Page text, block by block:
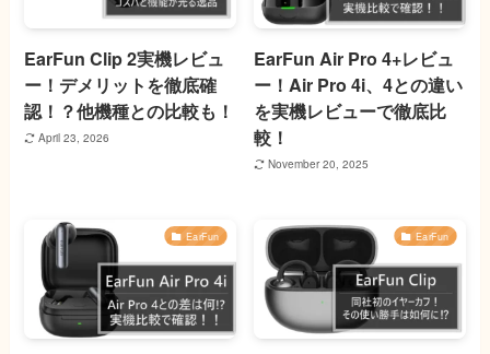
EarFun Clip 2実機レビュ
ー！デメリットを徹底確
認！？他機種との比較も！
April 23, 2026
EarFun Air Pro 4+レビュ
ー！Air Pro 4i、4との違い
を実機レビューで徹底比
較！
November 20, 2025
EarFun EarFun